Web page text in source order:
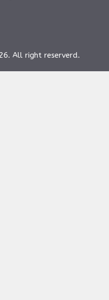
All right reserverd.